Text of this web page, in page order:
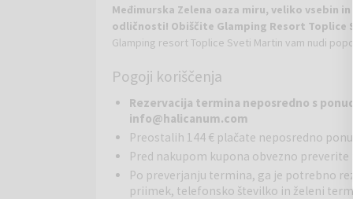
Međimurska Zelena oaza miru, veliko vsebin
odličnosti! Obiščite Glamping Resort Toplice
Glamping resort Toplice Sveti Martin vam nudi
hišicami ustvarjamo pravo oazo udobja in bližine
Vsaka glamping hišica ponuja:
sproščanje ob vaši najljubši vsebiniLastno savno
okoljuPosebno pozornost posvečamo
ki pokriva celoten prostor in ventilatorski
gostjeVse to je vpeto v naravno okolje, sledi
ki sledi trendom v Evropi in svetu. Gastronomska
notranje površine in dodatnih 80 kvadratnih
Pogoji koriščenja
Rezervacija termina neposredno s
info@halicanum.com
Preostalih 144 € plačate neposredno
Pred nakupom kupona obvezno preverite
Po preverjanju termina, ga je potrebno
priimek, telefonsko številko in želeni